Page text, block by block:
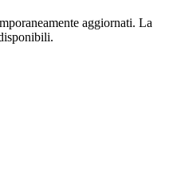
aggiornati. La